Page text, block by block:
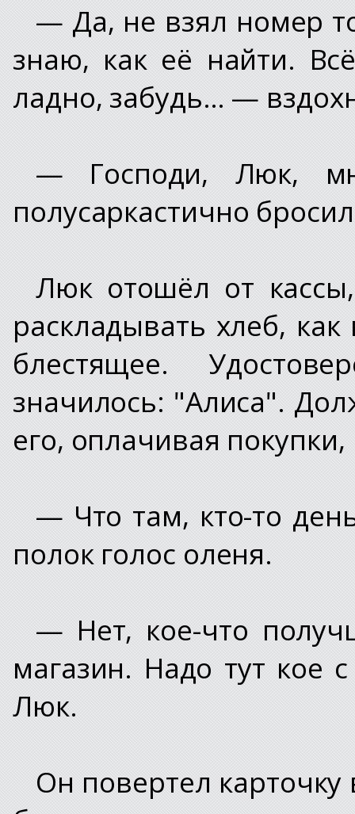
— Да, не взял номер
знаю, как её найти.
ладно, забудь… —
— Господи, Люк,
полусаркастично
Люк отошёл от
раскладывать хлеб,
блестящее.
значилось: "Алиса".
его, оплачивая
— Что там, кто-то
полок голос оленя.
— Нет, кое-что
магазин. Надо тут кое
Люк.
Он повертел